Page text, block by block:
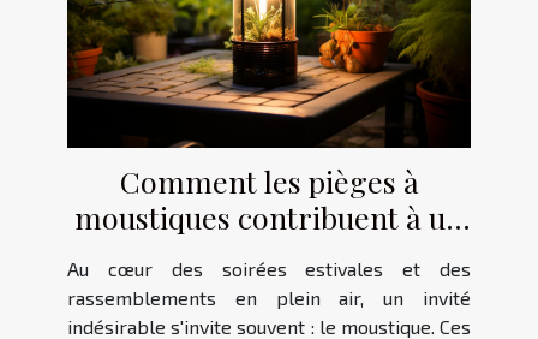
Comment les pièges à
moustiques contribuent à un
environnement extérieur
plus sain
Au cœur des soirées estivales et des
rassemblements en plein air, un invité
indésirable s'invite souvent : le moustique. Ces